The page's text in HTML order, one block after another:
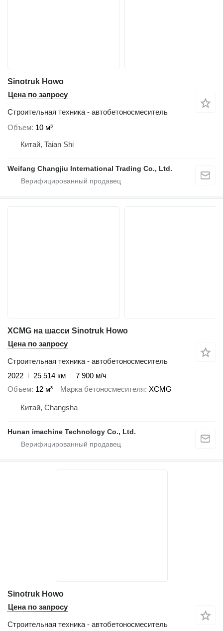
Sinotruk Howo
Цена по запросу
Строительная техника - автобетоносмеситель
Объем 10 м³
Китай, Taian Shi
Weifang Changjiu International Trading Co., Ltd.
XCMG на шасси Sinotruk Howo
Цена по запросу
Строительная техника - автобетоносмеситель
2022
25 514 км
7 900 м/ч
Объем 12 м³ Марка бетоносмесителя XCMG
Китай, Changsha
Hunan imachine Technology Co., Ltd.
Sinotruk Howo
Цена по запросу
Строительная техника - автобетоносмеситель